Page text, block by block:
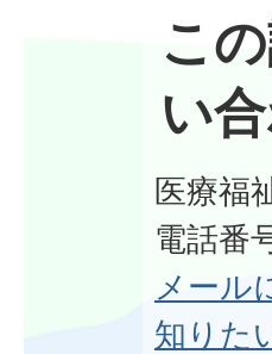
こ
い
医療福
電話番
メール
知りた